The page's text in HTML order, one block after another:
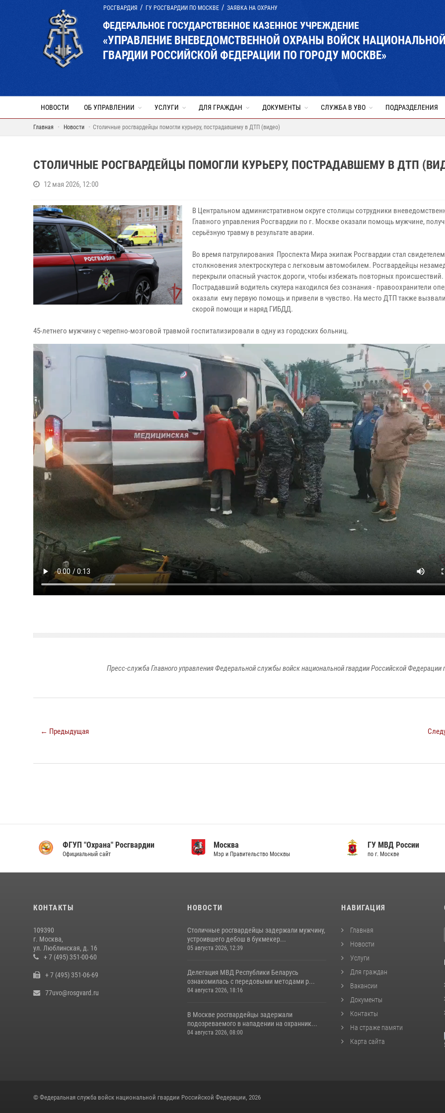
РОСГВАРДИЯ ГУ РОСГВАРДИИ ПО МОСКВЕ ЗАЯВКА НА ОХРАНУ
ФЕДЕРАЛЬНОЕ ГОСУДАРСТВЕННОЕ КАЗЕННОЕ УЧРЕЖДЕНИЕ
«УПРАВЛЕНИЕ ВНЕВЕДОМСТВЕННОЙ ОХРАНЫ ВОЙСК НАЦИОНАЛЬНОЙ
ГВАРДИИ РОССИЙСКОЙ ФЕДЕРАЦИИ ПО ГОРОДУ МОСКВЕ»
НОВОСТИ ОБ УПРАВЛЕНИИ УСЛУГИ ДЛЯ ГРАЖДАН ДОКУМЕНТЫ СЛУЖБА В УВО ПОДРАЗДЕЛЕНИЯ
Главная Новости Столичные росгвардейцы помогли курьеру, пострадавшему в ДТП (видео)
СТОЛИЧНЫЕ РОСГВАРДЕЙЦЫ ПОМОГЛИ КУРЬЕРУ, ПОСТРАДАВШЕМУ В ДТП
12 мая 2026, 12:00
В Центральном административном округе столицы сотрудники
Главного управления Росгвардии по г. Москве оказали помощь мужчине,
серьёзную травму в результате аварии.
Во время патрулирования Проспекта Мира экипаж Росгвардии стал свидетелем
столкновения электроскутера с легковым автомобилем. Росгвардейцы
перекрыли опасный участок дороги, чтобы избежать повторных происшествий.
Пострадавший водитель скутера находился без сознания - правоохранители
оказали ему первую помощь и привели в чувство. На место ДТП также
скорой помощи и наряд ГИБДД.
45-летнего мужчину с черепно-мозговой травмой госпитализировали в одну из городских больниц.
Пресс-служба Главного управления Федеральной службы войск национальной гвардии Российской Федерации
← Предыдущая
ФГУП "Охрана" Росгвардии
Официальный сайт
Москва
Мэр и Правительство Москвы
ГУ МВД России
по г. Москве
КОНТАКТЫ
109390
г. Москва,
ул. Люблинская, д. 16
+ 7 (495) 351-00-60
+ 7 (495) 351-06-69
77uvo@rosgvard.ru
НОВОСТИ
Столичные росгвардейцы задержали мужчину,
устроившего дебош в букмекер...
05 августа 2026, 12:39
Делегация МВД Республики Беларусь
ознакомилась с передовыми методами р...
04 августа 2026, 18:16
В Москве росгвардейцы задержали
подозреваемого в нападении на охранник...
04 августа 2026, 08:00
НАВИГАЦИЯ
Главная
Новости
Услуги
Для граждан
Вакансии
Документы
Контакты
На страже памяти
Карта сайта
© Федеральная служба войск национальной гвардии Российской Федерации, 2026